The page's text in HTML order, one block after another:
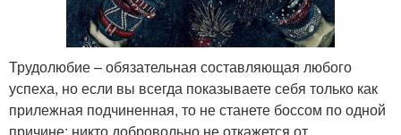
Трудолюбие – обязательная составляющая любого
успеха, но если вы всегда показываете себя только как
прилежная подчиненная, то не станете боссом по одной
причине: никто добровольно не откажется от